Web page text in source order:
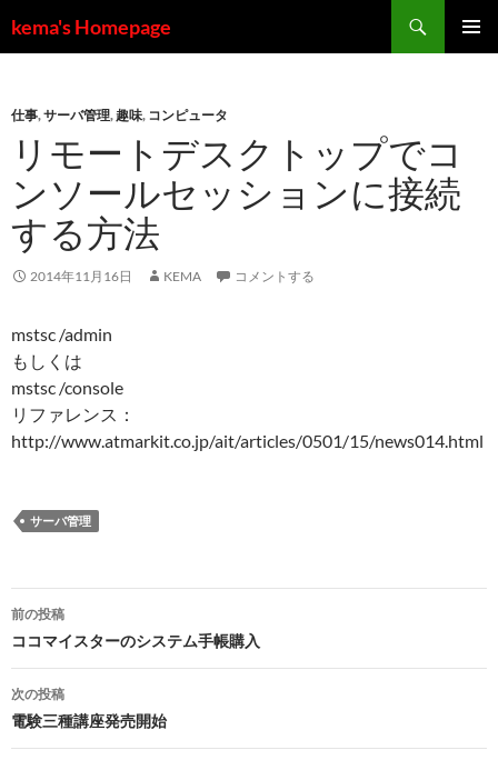
ン
ツ
ッ
kema's Homepage
索
仕事,サーバ管理,趣味, コンピュータ
リモートデスクトップでコ
ンソールセッションに接続
する方法
2014年11月16日 KEMA コメントする
mstsc /admin
もしくは
mstsc /console
リファレンス：
http://www.atmarkit.co.jp/ait/articles/0501/15/news014.html
サーバ管理
投
稿
ナ
ビ
ゲ
前の投稿
ココマイスターのシステム手帳購入
次の投稿
電験三種講座発売開始